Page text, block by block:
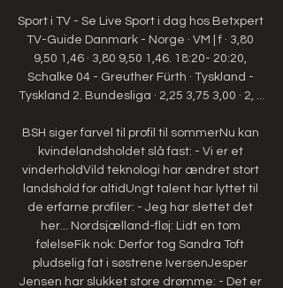
Sport i TV - Se Live Sport i dag hos Betxpert
TV-Guide Danmark - Norge · VM | f · 3,80
9,50 1,46 · 3,80 9,50 1,46. 18:20- 20:20,
Schalke 04 - Greuther Fürth · Tyskland -
Tyskland 2. Bundesliga · 2,25 3,75 3,00 · 2, ...
BSH siger farvel til profil til sommerNu kan
kvindelandsholdet slå fast: - Vi er et
vinderholdVild teknologi har ændret stort
landshold for altidUngt talent har lyttet til
de erfarne profiler: - Jeg har slettet det
her... Nordsjælland-fløj: Lidt en tom
følelseFik nok: Derfor tog Sandra Toft
pludselig fat i søstrene IversenJesper
Jensen har slukket store drømme: - Det er